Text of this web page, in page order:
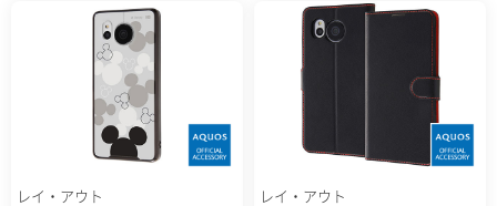
レイ・アウト
レイ・アウト